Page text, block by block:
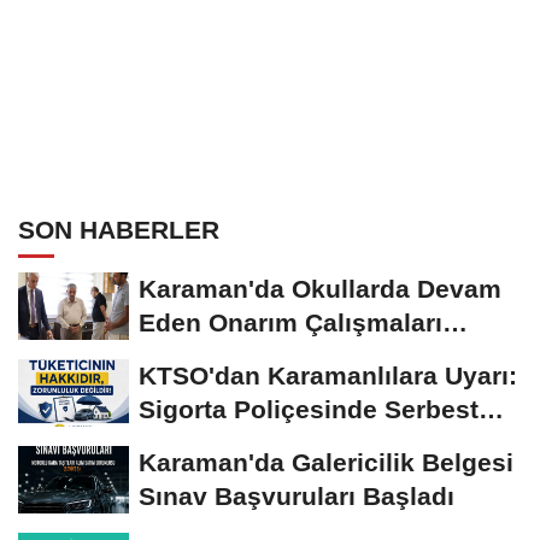
SON HABERLER
Karaman'da Okullarda Devam
Eden Onarım Çalışmaları
KTSO'dan Karamanlılara Uyarı:
Sigorta Poliçesinde Serbest
Karaman'da Galericilik Belgesi
Sınav Başvuruları Başladı